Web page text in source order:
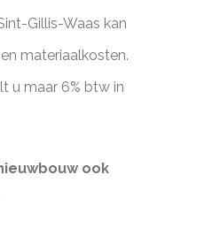
Gillis-Waas kan
materiaalkosten.
u maar 6% btw in
ook